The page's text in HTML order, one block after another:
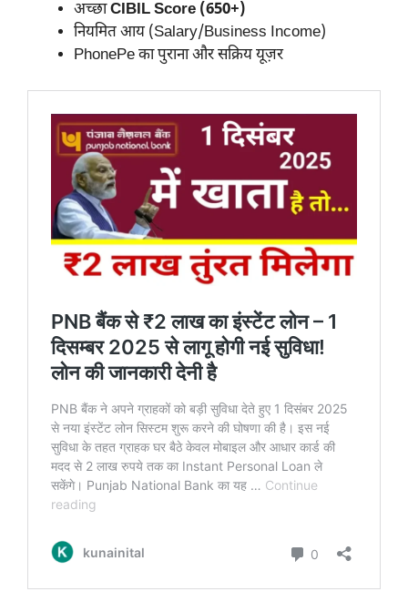
अच्छाCIBIL Score (650+)
नियमित आय (Salary/Business Income)
PhonePe का पुराना और सक्रिय यूज़र